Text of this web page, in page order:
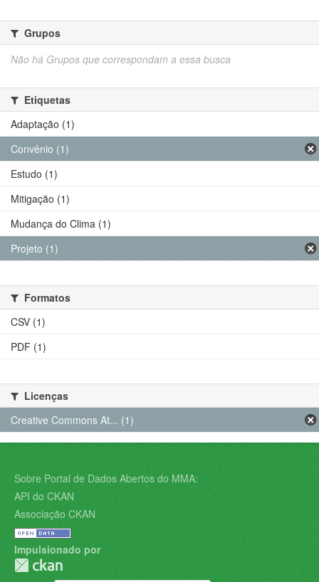
Grupos
Não há Grupos que correspondam a essa busca
Etiquetas
Adaptação (1)
Convênio (1)
Estudo (1)
Mitigação (1)
Mudança do Clima (1)
Projeto (1)
Formatos
CSV (1)
PDF (1)
Licenças
Creative Commons At... (1)
Sobre Portal de Dados Abertos do MMA:
API do CKAN
Associação CKAN
Impulsionado por